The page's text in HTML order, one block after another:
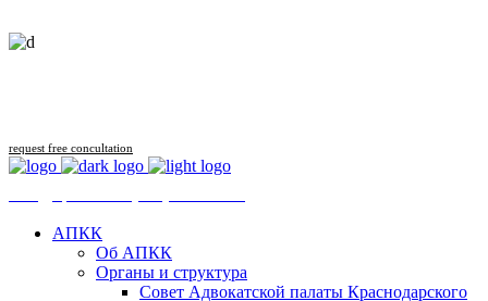
request free concultation
АПКК
Об АПКК
Органы и структура
Совет Адвокатской палаты Краснодарского